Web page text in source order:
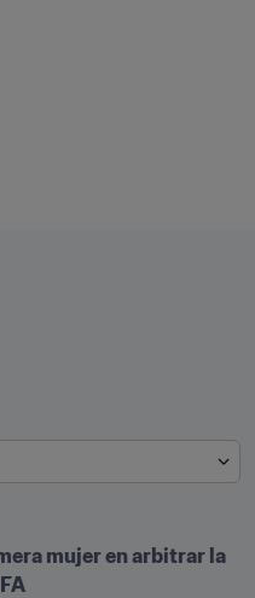
mujer en arbitrar la